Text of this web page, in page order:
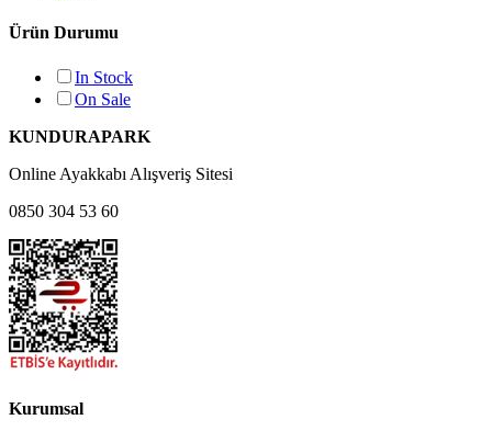
Ürün Durumu
In Stock
On Sale
KUNDURAPARK
Online Ayakkabı Alışveriş Sitesi
0850 304 53 60
Kurumsal